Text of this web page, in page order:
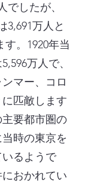
でしたが、
3,691万人と
す。1920年当
万人で、
マー、コロ
匹敵します
要都市圏の
時の東京を
るようで
おかれてい